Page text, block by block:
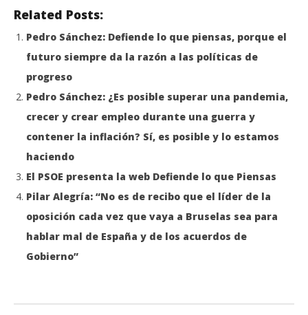
Related Posts:
Pedro Sánchez: Defiende lo que piensas, porque el
futuro siempre da la razón a las políticas de
progreso
Pedro Sánchez: ¿Es posible superar una pandemia,
crecer y crear empleo durante una guerra y
contener la inflación? Sí, es posible y lo estamos
haciendo
El PSOE presenta la web Defiende lo que Piensas
Pilar Alegría: “No es de recibo que el líder de la
oposición cada vez que vaya a Bruselas sea para
hablar mal de España y de los acuerdos de
Gobierno”